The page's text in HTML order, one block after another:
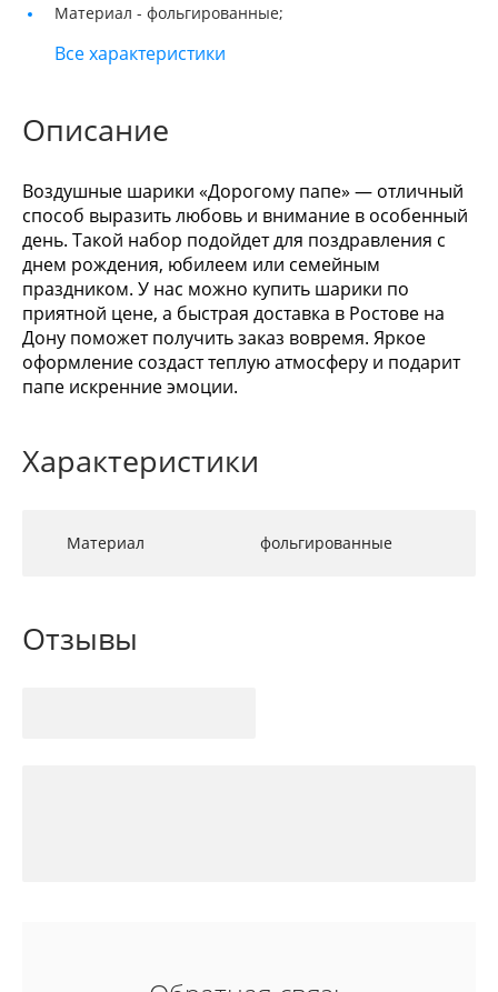
Материал - фольгированные;
Все характеристики
Описание
Воздушные шарики «Дорогому папе» — отличный
способ выразить любовь и внимание в особенный
день. Такой набор подойдет для поздравления с
днем рождения, юбилеем или семейным
праздником. У нас можно купить шарики по
приятной цене, а быстрая доставка в Ростове на
Дону поможет получить заказ вовремя. Яркое
оформление создаст теплую атмосферу и подарит
папе искренние эмоции.
Характеристики
Материал фольгированные
Отзывы